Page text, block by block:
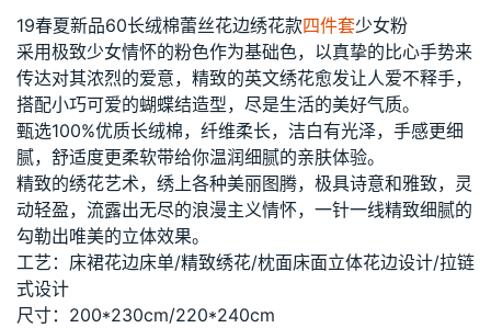
19春夏新品60长绒棉蕾丝花边绣花款四件套少女粉
采用极致少女情怀的粉色作为基础色，以真挚的比心手势来
传达对其浓烈的爱意，精致的英文绣花愈发让人爱不释手，
搭配小巧可爱的蝴蝶结造型，尽是生活的美好气质。
甄选100%优质长绒棉，纤维柔长，洁白有光泽，手感更细
腻，舒适度更柔软带给你温润细腻的亲肤体验。
精致的绣花艺术，绣上各种美丽图腾，极具诗意和雅致，灵
动轻盈，流露出无尽的浪漫主义情怀，一针一线精致细腻的
勾勒出唯美的立体效果。
工艺：床裙花边床单/精致绣花/枕面床面立体花边设计/拉链
式设计
尺寸：200*230cm/220*240cm